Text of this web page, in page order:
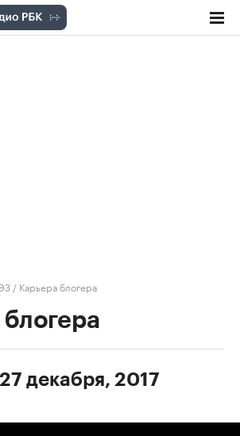
/ Карьера блогера
декабря, 2017